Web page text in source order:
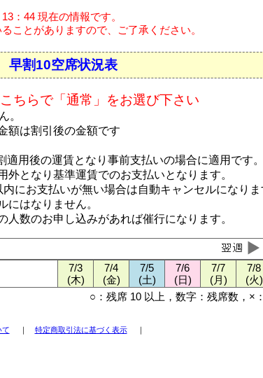
：44 現在の情報です。
ことがありますので、ご了承ください。
早割10空席状況表
ちらで「通常」をお選び下さい
。
額は割引後の金額です
用後の運賃となり事前支払いの場合に適用です。
となり基準運賃でのお支払いとなります。
にお支払いが無い場合は自動キャンセルになり
にはなりません。
数のお申し込みがあれば催行になります。
7/3
(木)
7/4
(金)
7/5
(土)
7/6
(日)
7/7
(月)
7/8
(火)
○：残席 10 以上，数字：残席数，×
て ｜ 特定商取引法に基づく表示｜